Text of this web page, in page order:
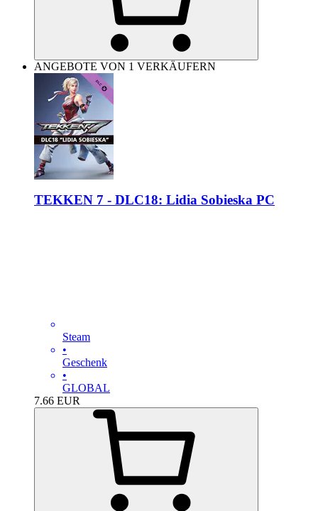
ANGEBOTE VON 1 VERKÄUFERN
TEKKEN 7 - DLC18: Lidia Sobieska PC
Steam
•
Geschenk
•
GLOBAL
7.66 EUR